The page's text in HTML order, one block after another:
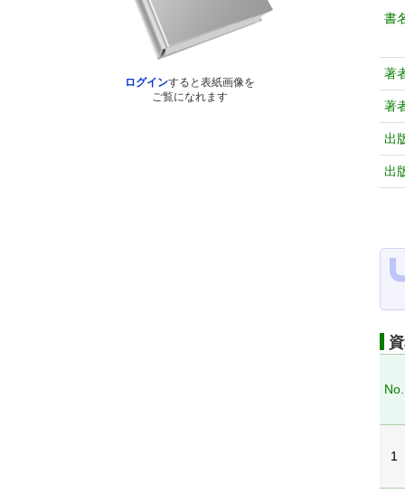
ログインすると表紙画像を
ご覧になれます
書
著
著
出
出
No.
1